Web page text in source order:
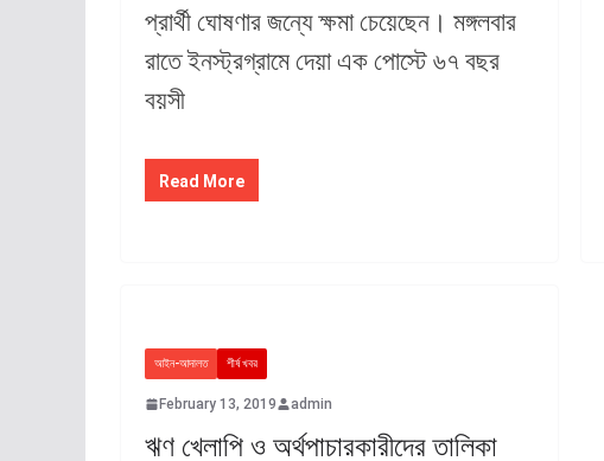
প্রার্থী ঘোষণার জন্যে ক্ষমা চেয়েছেন। মঙ্গলবার
রাতে ইনস্ট্রগ্রামে দেয়া এক পোস্টে ৬৭ বছর
বয়সী
Read More
আইন-আদালত শীর্ষ খবর
February 13, 2019 admin
ঋণ খেলাপি ও অর্থপাচারকারীদের তালিকা